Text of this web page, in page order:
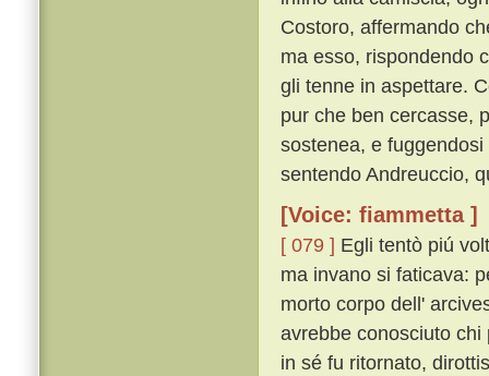
Costoro, affermando
ma esso, rispondendo
gli tenne in aspettare.
pur che ben cercasse,
sostenea, e
sentendo Andreuccio,
[Voice: fiammetta ]
[ 079 ] Egli tentò piú
ma invano si faticava:
morto corpo dell'
avrebbe conosciuto
in sé fu ritornato,